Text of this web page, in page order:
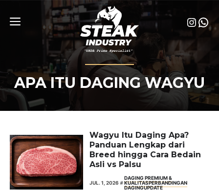
APA ITU DAGING WAGYU
Wagyu Itu Daging Apa?
Panduan Lengkap dari
Breed hingga Cara Bedain
Asli vs Palsu
JUL. 1, 2026
DAGING PREMIUM &
KUALITASPERBANDINGAN
DAGINGUPDATE